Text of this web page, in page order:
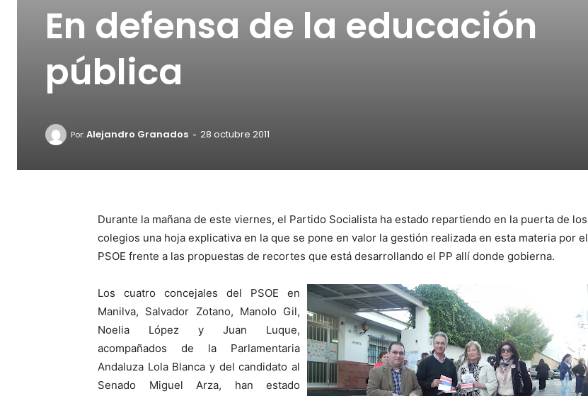
En defensa de la educación
pública
Por:Alejandro Granados - 28 octubre 2011
Durante la mañana de este viernes, el Partido Socialista ha estado repartiendo en la puerta de los
colegios una hoja explicativa en la que se pone en valor la gestión realizada en esta materia por el
PSOE frente a las propuestas de recortes que está desarrollando el PP allí donde gobierna.
Los cuatro concejales del PSOE en
Manilva, Salvador Zotano, Manolo Gil,
Noelia López y Juan Luque,
acompañados de la Parlamentaria
Andaluza Lola Blanca y del candidato al
Senado Miguel Arza, han estado